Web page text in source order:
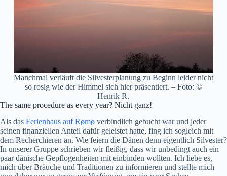
Manchmal verläuft die Silvesterplanung zu Beginn leider nicht
so rosig wie der Himmel sich hier präsentiert. – Foto: ©
Henrik R.
The same procedure as every year? Nicht ganz!
Als das Ferienhaus auf Rømø verbindlich gebucht war und jeder
seinen finanziellen Anteil dafür geleistet hatte, fing ich sogleich mit
dem Recherchieren an. Wie feiern die Dänen denn eigentlich Silvester?
In unserer Gruppe schrieben wir fleißig, dass wir unbedingt auch ein
paar dänische Gepflogenheiten mit einbinden wollten. Ich liebe es,
mich über Bräuche und Traditionen zu informieren und stellte mich